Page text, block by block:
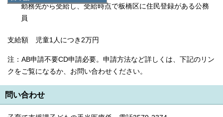
日本語
English
简体中文
繁體中文
勤務先から受給し、受給時点で板橋区に住民登録がある公務
員
支給額 児童1人につき2万円
注：AB申請不要CD申請必要。申請方法など詳しくは、下記のリン
クをご覧になるか、お問い合わせください。
問い合わせ